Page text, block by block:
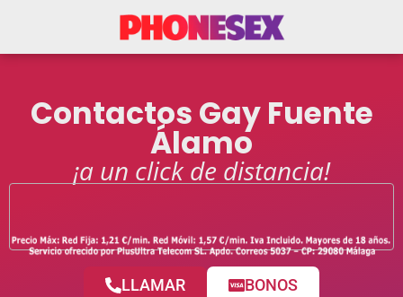
Contactos Gay Fuente
Álamo
¡a un click de distancia!
LLAMAR BONOS